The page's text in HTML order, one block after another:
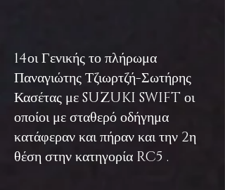
14οι Γενικής το πλήρωμα
Παναγιώτης Τζιωρτζή-Σωτήρης
Κασέτας με SUZUKI SWIFT οι
οποίοι με σταθερό οδήγημα
κατάφεραν και πήραν και την 2η
θέση στην κατηγορία RC5 .